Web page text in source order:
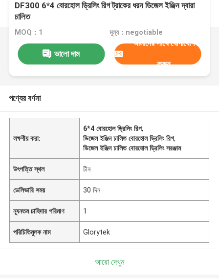
DF300 6*4 বোরহোল ড্রিলিং রিগ ট্রাকের ধরন ডিজেল ইঞ্জিন দ্বারা
চালিত
MOQ：1 মূল্য：negotiable
ভালো দাম
আমাদের সাথে যোগাযোগ
করুন
পণ্যের বর্ণনা
লক্ষণীয় করা:
6*4 বোরহোল ড্রিলিং রিগ,
ডিজেল ইঞ্জিন চালিত বোরহোল ড্রিলিং রিগ,
ডিজেল ইঞ্জিন চালিত বোরহোল ড্রিলিং সরঞ্জাম
উৎপত্তি স্থল চীন
ডেলিভারি সময় 30 দিন
ন্যূনতম চাহিদার পরিমাণ 1
পরিচিতিমুলক নাম Glorytek
আরো দেখুন